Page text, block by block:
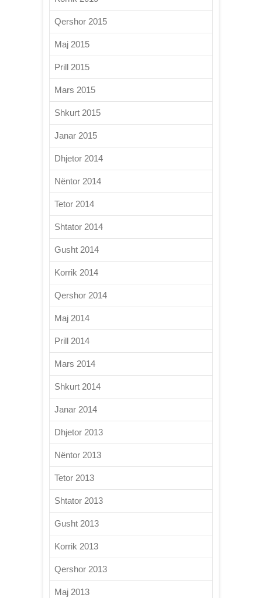
Qershor 2015
Maj 2015
Prill 2015
Mars 2015
Shkurt 2015
Janar 2015
Dhjetor 2014
Nëntor 2014
Tetor 2014
Shtator 2014
Gusht 2014
Korrik 2014
Qershor 2014
Maj 2014
Prill 2014
Mars 2014
Shkurt 2014
Janar 2014
Dhjetor 2013
Nëntor 2013
Tetor 2013
Shtator 2013
Gusht 2013
Korrik 2013
Qershor 2013
Maj 2013